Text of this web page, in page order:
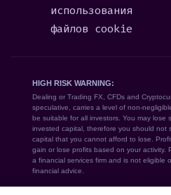
использования
файлов cookie